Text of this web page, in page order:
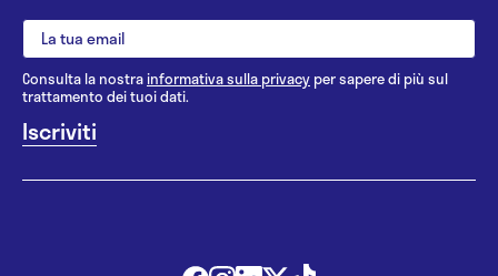
Consulta la nostrainformativa sulla privacy per sapere di più sul
trattamento dei tuoi dati.